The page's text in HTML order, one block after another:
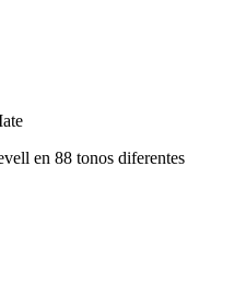
en 88 tonos diferentes